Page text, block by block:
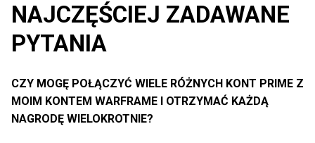
NAJCZĘŚCIEJ ZADAWANE
PYTANIA
CZY MOGĘ POŁĄCZYĆ WIELE RÓŻNYCH KONT PRIME Z
MOIM KONTEM WARFRAME I OTRZYMAĆ KAŻDĄ
NAGRODĘ WIELOKROTNIE?